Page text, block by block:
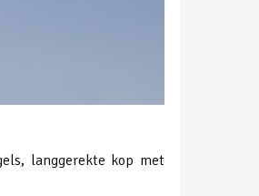
langgerekte kop met